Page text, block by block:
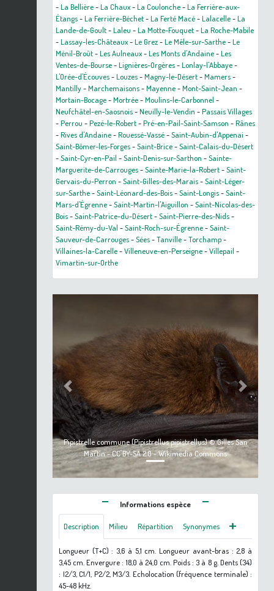
-La Bellière-La Chaux-La Coulonche-La Ferrière-aux-
Étangs-La Ferrière-Béchet-La Ferté Macé-Lalacelle-La
Lande-de-Goult-Laleu -La Motte-Fouquet-La Roche-Mabile
-Lassay-les-Châteaux-Le Grez-Le Mêle-sur-Sarthe-Le
Ménil-Broût-Les Aulneaux-Les Monts d'Andaine-Les
Ventes-de-Bourse-Lignières-Orgères-Lonlay-l'Abbaye-
L'Orée-d'Écouves-Louzes-Magny-le-Désert-Mamers-
Mantilly-Marchemaisons-Mayenne-Mont-Saint-Jean -
Mortain-Bocage-Mortrée-Moulins-le-Carbonnel -
Neufchâtel-en-Saosnois-Neuilly-le-Vendin -Passais Villages
-Perrou -Pezé-le-Robert-Pré-en-Pail-Saint-Samson -Rânes
-Rives d'Andaine-Rouessé-Vassé-Saint-Aubin-d'Appenai -
Saint-Bômer-les-Forges-Saint-Brice-Saint-Calais-du-Désert
-Saint-Cyr-en-Pail -Saint-Denis-sur-Sarthon -Sainte-
Marguerite-de-Carrouges-Sainte-Marie-la-Robert-Saint-
Gervais-du-Perron -Saint-Gilles-des-Marais-Saint-Léger-
sur-Sarthe-Saint-Léonard-des-Bois-Saint-Longis-Saint-
Mars-d'Égrenne-Saint-Martin-l'Aiguillon -Saint-Nicolas-des-
Bois-Saint-Patrice-du-Désert-Saint-Pierre-des-Nids-
Saint-Rémy-du-Val -Saint-Roch-sur-Égrenne-Saint-
Sauveur-de-Carrouges-Sées-Tanville-Torchamp-
Villaines-la-Carelle-Villeneuve-en-Perseigne-Villepail -
Vimartin-sur-Orthe
Pipistrelle commune (Pipistrellus pipistrellus) © Gilles San
Martin - CC BY-SA 2.0 - Wikimedia Commons
Previous Next
Informations espèce
Description Milieu Répartition Synonymes
Longueur (T+C) : 3,6 à 5,1 cm. Longueur avant-bras : 2,8 à
3,45 cm. Envergure : 18,0 à 24,0 cm. Poids : 3 à 8 g. Dents (34)
: I2/3, C1/1, P2/2, M3/3. Echolocation (fréquence terminale) :
45-48 kHz.